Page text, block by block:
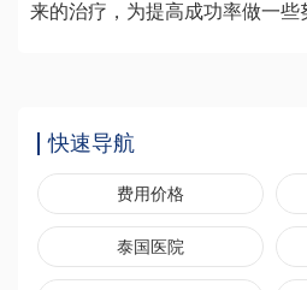
来的治疗，为提高成功率做一些
快速导航
费用价格
泰国医院